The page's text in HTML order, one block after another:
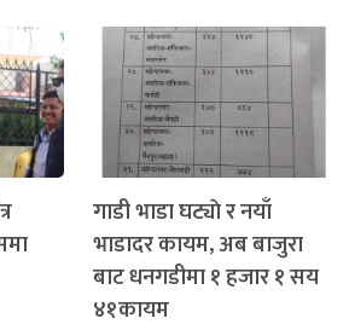
गाडी भाडा घट्याे र नयाँ
भाडादर कायम, अब बाजुरा
बाट धनगडीमा १ हजार १ सय
४१कायम